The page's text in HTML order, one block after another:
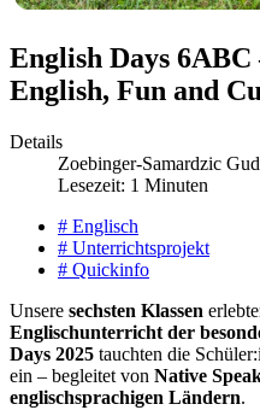
English Days
English, Fun and
Details
Zoebinger-Samardzic
Lesezeit: 1 Minuten
# Englisch
# Unterrichtsprojekt
# Quickinfo
Unsere sechsten Klassen
Englischunterricht der
Days 2025 tauchten die
ein – begleitet von Native
englischsprachigen Ländern.